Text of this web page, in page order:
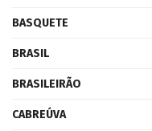
BASQUETE
BRASIL
BRASILEIRÃO
CABREÚVA